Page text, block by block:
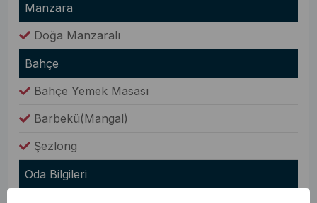
Manzara
Doğa Manzaralı
Bahçe
Bahçe Yemek Masası
Barbekü(Mangal)
Şezlong
Oda Bilgileri